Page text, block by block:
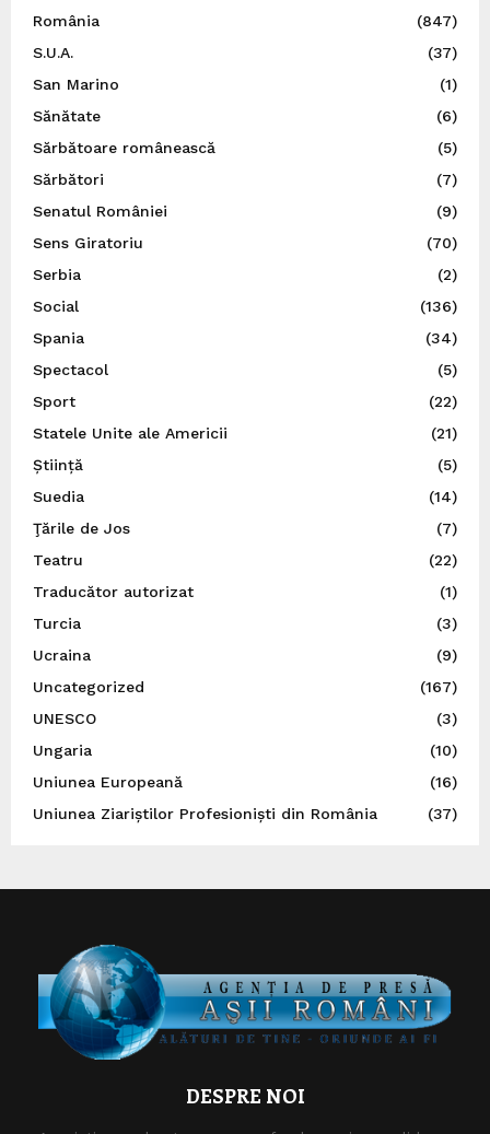
România
(847)
S.U.A.
(37)
San Marino
(1)
Sănătate
(6)
Sărbătoare românească
(5)
Sărbători
(7)
Senatul României
(9)
Sens Giratoriu
(70)
Serbia
(2)
Social
(136)
Spania
(34)
Spectacol
(5)
Sport
(22)
Statele Unite ale Americii
(21)
Știință
(5)
Suedia
(14)
Ţările de Jos
(7)
Teatru
(22)
Traducător autorizat
(1)
Turcia
(3)
Ucraina
(9)
Uncategorized
(167)
UNESCO
(3)
Ungaria
(10)
Uniunea Europeană
(16)
Uniunea Ziariștilor Profesioniști din România
(37)
DESPRE NOI